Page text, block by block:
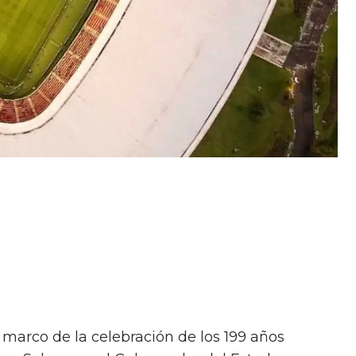
de la celebración de los 199 años